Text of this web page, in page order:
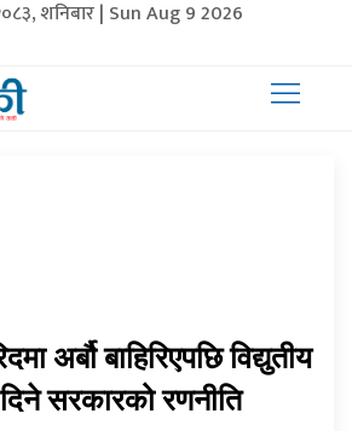
शनिबार | Sun Aug 9 2026
अर्बौ बाहिरिएपछि विद्युतीय
सरकारको रणनीति